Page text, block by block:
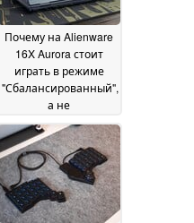
Почему на Alienware
16X Aurora стоит
играть в режиме
"Сбалансированный",
а не
"Производительность"
15 May 2026